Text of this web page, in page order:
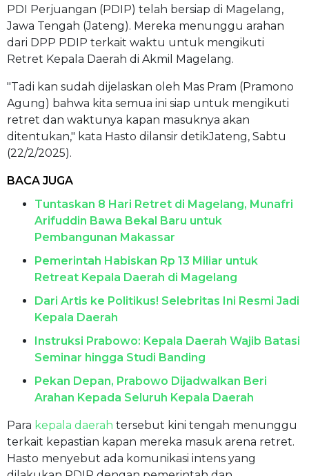
PDI Perjuangan (PDIP) telah bersiap di Magelang,
Jawa Tengah (Jateng). Mereka menunggu arahan
dari DPP PDIP terkait waktu untuk mengikuti
Retret Kepala Daerah di Akmil Magelang.
"Tadi kan sudah dijelaskan oleh Mas Pram (Pramono
Agung) bahwa kita semua ini siap untuk mengikuti
retret dan waktunya kapan masuknya akan
ditentukan," kata Hasto dilansir detikJateng, Sabtu
(22/2/2025).
BACA JUGA
Tuntaskan 8 Hari Retret di Magelang, Munafri
Arifuddin Bawa Bekal Baru untuk
Pembangunan Makassar
Pemerintah Habiskan Rp 13 Miliar untuk
Retreat Kepala Daerah di Magelang
Dari Artis ke Politikus! Selebritas Ini Resmi Jadi
Kepala Daerah
Instruksi Prabowo: Kepala Daerah Wajib Batasi
Seminar hingga Studi Banding
Pekan Depan, Prabowo Dijadwalkan Beri
Arahan Kepada Seluruh Kepala Daerah
Para kepala daerah tersebut kini tengah menunggu
terkait kepastian kapan mereka masuk arena retret.
Hasto menyebut ada komunikasi intens yang